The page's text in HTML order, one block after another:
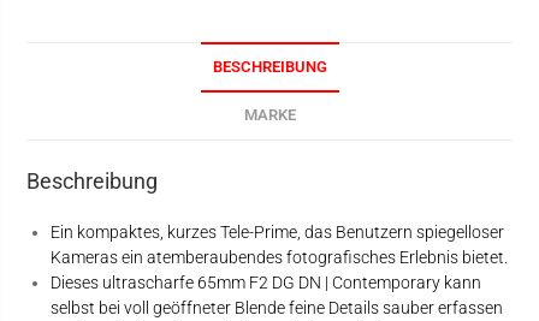
BESCHREIBUNG
MARKE
Beschreibung
Ein kompaktes, kurzes Tele-Prime, das Benutzern spiegelloser
Kameras ein atemberaubendes fotografisches Erlebnis bietet.
Dieses ultrascharfe 65mm F2 DG DN | Contemporary kann
selbst bei voll geöffneter Blende feine Details sauber erfassen